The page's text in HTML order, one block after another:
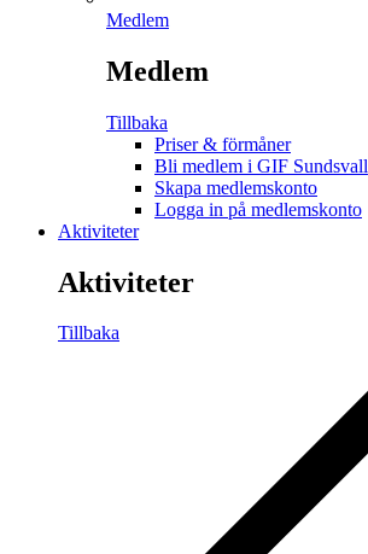
Medlem
Medlem
Tillbaka
Priser & förmåner
Bli medlem i GIF Sundsvall
Skapa medlemskonto
Logga in på medlemskonto
Aktiviteter
Aktiviteter
Tillbaka